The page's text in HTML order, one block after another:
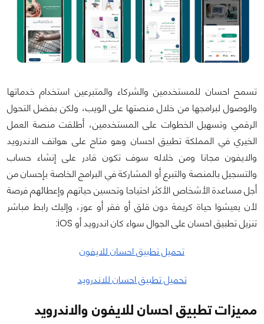
تسمح احسان للمستخدمين والشركاء والمتبرعين استخدام خدماتها
والوصول لبرامجها من خلال منصتها على الويب، ولكن بفضل التحول
الرقمي وتسهيل الخطوات على المستخدمين، أطلقت منصة العمل
الخيري في المملكة تطبيق احسان وهو متاح على هواتف الاندرويد
والايفون مجانا ومن خلاله سوف تكون قادر على إنشاء حساب
والتسجيل بالمنصة والتبرع أو المشاركة في البرامج الخاصة بإحسان من
أجل مساعدة الأشخاص الأكثر احتياجا وتحسين حياتهم وإعطائهم فرصة
لأن يعيشوا حياة كريمة دون قلق أو فقر أو عوز، وإليك رابط مباشر
تنزيل تطبيق احسان على الجوال سواء كان اندرويد أو iOS:
تحميل تطبيق احسان للايفون
تحميل تطبيق احسان للاندرويد
مميزات تطبيق احسان للايفون والاندرويد